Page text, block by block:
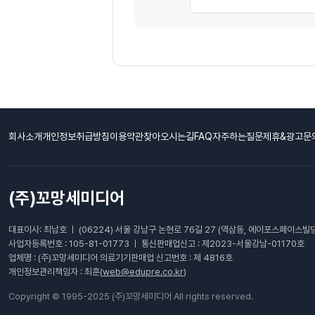
회사소개개인정보취급방침이용약관찾아오시는길FAQ자주하는질문제휴&광고문
(주)꼬망세미디어
대표이사: 최남호 ㅣ (06224) 서울 강남구 논현로 76길 27 (역삼동, 에이포스페이스빌
사업자등록번호 : 105-81-01773 ㅣ 통신판매업신고 : 제2023-서울강남-01170호
업체명 : (주)꼬망세미디어 의료기기판매업 신고번호 : 제 4816호
개인정보관리책임자 : 최훈(web@edupre.co.kr)
Copyright © 1995-2025 (주)꼬망세미디어 All rights reserved.